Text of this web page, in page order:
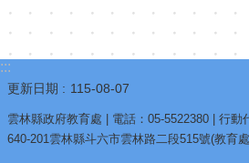
:::
更新日期 115-08-07
雲林縣政府教育處 | 電話：05-5522380 | 行動
640-201雲林縣斗六市雲林路二段515號(教育